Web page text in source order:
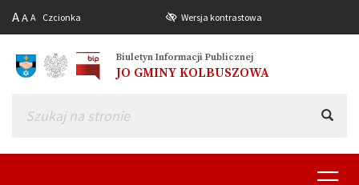
AA A Czcionka Wersja kontrastowa
Biuletyn Informacji Publicznej
JO GMINY KOLBUSZOWA
Toggle